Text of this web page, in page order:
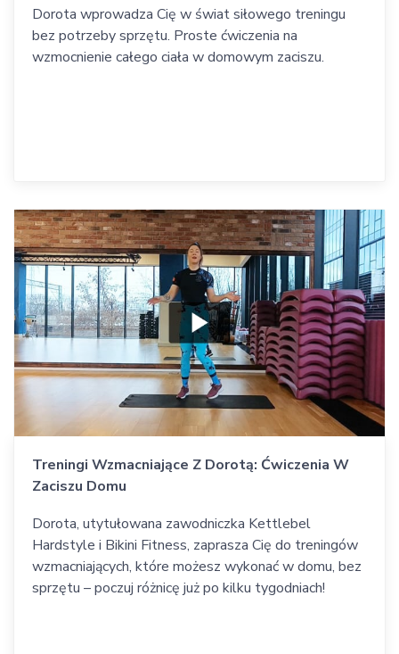
Dorota wprowadza Cię w świat siłowego treningu
bez potrzeby sprzętu. Proste ćwiczenia na
wzmocnienie całego ciała w domowym zaciszu.
Treningi Wzmacniające Z Dorotą: Ćwiczenia W
Zaciszu Domu
Dorota, utytułowana zawodniczka Kettlebel
Hardstyle i Bikini Fitness, zaprasza Cię do treningów
wzmacniających, które możesz wykonać w domu, bez
sprzętu – poczuj różnicę już po kilku tygodniach!